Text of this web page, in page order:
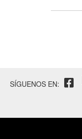
SÍGUENOS EN: